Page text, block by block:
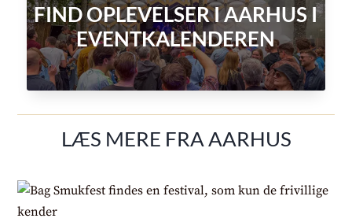
FIND OPLEVELSER I AARHUS I
EVENTKALENDEREN
LÆS MERE FRA AARHUS